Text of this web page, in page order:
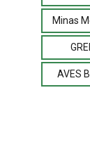
Minas
AVES